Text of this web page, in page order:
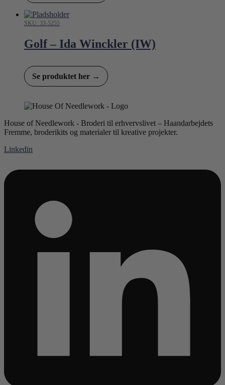
SKU: 33-5255
Golf – Ida Winckler (IW)
Se produktet her →
House of Needlework - Broderi til erhvervslivet – Haandarbejdets
Fremme, broderikits og materialer til kreative projekter.
Linkedin